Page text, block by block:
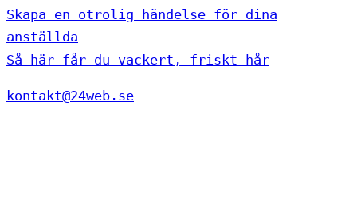
Skapa en otrolig händelse för dina
anställda
Så här får du vackert, friskt hår
kontakt@24web.se